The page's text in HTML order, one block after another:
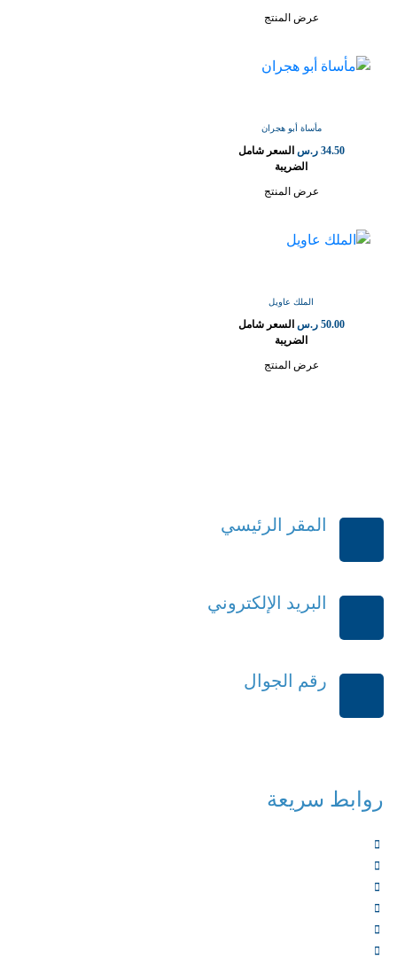
عرض المنتج
مأساة أبو هجران
34.50 ر.س السعر شامل
الضريبة
عرض المنتج
الملك عاويل
50.00 ر.س السعر شامل
الضريبة
عرض المنتج
المقر الرئيسي
البريد الإلكتروني
رقم الجوال
روابط سريعة